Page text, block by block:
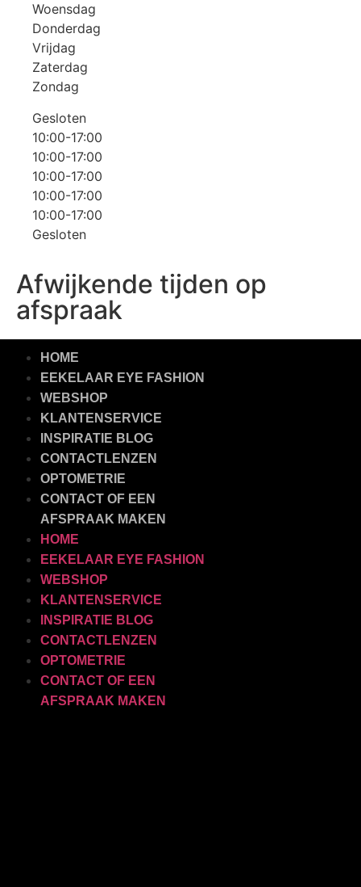
Woensdag
Donderdag
Vrijdag
Zaterdag
Zondag
Gesloten
10:00-17:00
10:00-17:00
10:00-17:00
10:00-17:00
10:00-17:00
Gesloten
Afwijkende tijden op
afspraak
HOME
EEKELAAR EYE FASHION
WEBSHOP
KLANTENSERVICE
INSPIRATIE BLOG
CONTACTLENZEN
OPTOMETRIE
CONTACT OF EEN
AFSPRAAK MAKEN
HOME
EEKELAAR EYE FASHION
WEBSHOP
KLANTENSERVICE
INSPIRATIE BLOG
CONTACTLENZEN
OPTOMETRIE
CONTACT OF EEN
AFSPRAAK MAKEN